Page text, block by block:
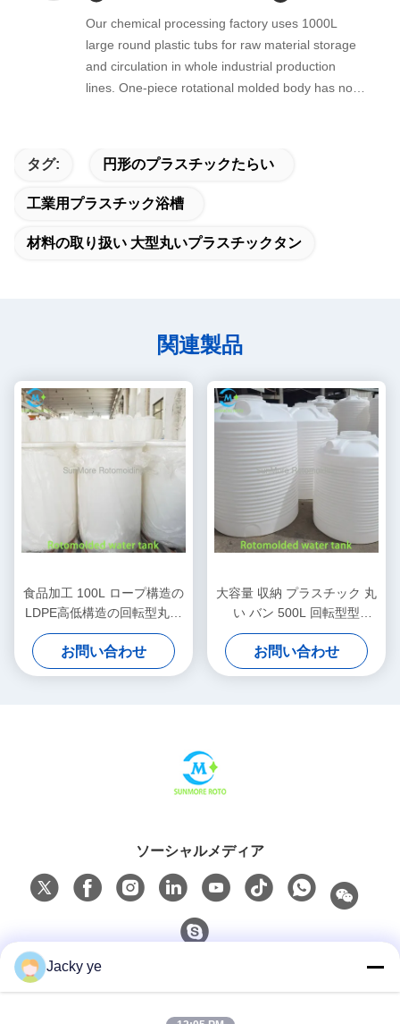
Our chemical processing factory uses 1000L
large round plastic tubs for raw material storage
and circulation in whole industrial production
lines. One-piece rotational molded body has no
タグ: 円形のプラスチックたらい
工業用プラスチック浴槽
材料の取り扱い 大型丸いプラスチックタン
関連製品
食品加工 100L ロープ構造の
LDPE高低構造の回転型丸い
プラスチックタン
お問い合わせ
大容量 収納 プラスチック 丸
い バン 500L 回転型型
LLDPE 構造
お問い合わせ
ソーシャルメディア
Jacky ye